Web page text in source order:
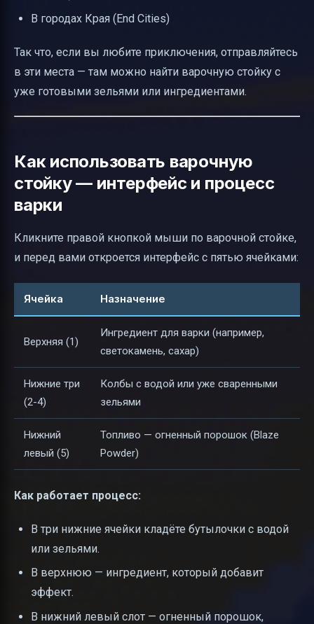
В городах Края (End Cities)
Так что, если вы любите приключения, отправляйтесь
в эти места — там можно найти варочную стойку с
уже готовыми зельями или ингредиентами.
Как использовать варочную
стойку — интерфейс и процесс
варки
Кликните правой кнопкой мыши по варочной стойке,
и перед вами откроется интерфейс с пятью ячейками:
Ячейка Назначение
Верхняя (1)
Ингредиент для варки (например,
светокамень, сахар)
Нижние три
(2-4)
Колбы с водой или уже сваренными
зельями
Нижний
левый (5)
Топливо — огненный порошок (Blaze
Powder)
Как работает процесс:
В три нижние ячейки кладёте бутылочки с водой
или зельями.
В верхнюю — ингредиент, который добавит
эффект.
В нижний левый слот — огненный порошок,